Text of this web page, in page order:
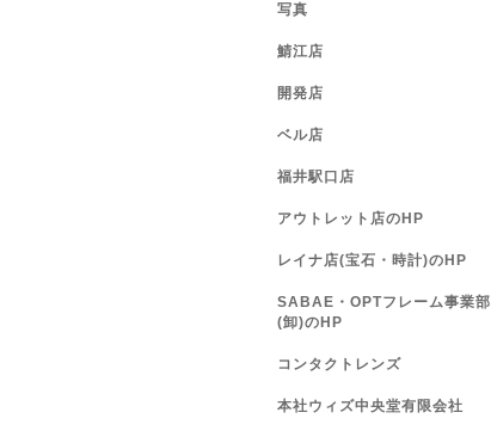
写真
鯖江店
開発店
ベル店
福井駅口店
アウトレット店のHP
レイナ店(宝石・時計)のHP
SABAE・OPTフレーム事業部
(卸)のHP
コンタクトレンズ
本社ウィズ中央堂有限会社